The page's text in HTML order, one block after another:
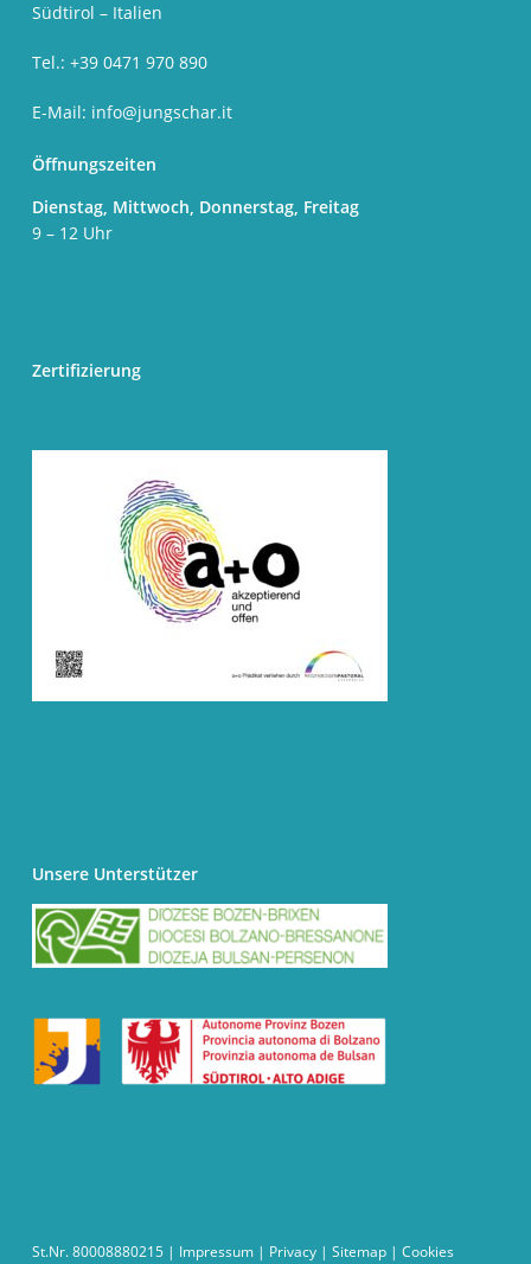
Südtirol – Italien
Tel.: +39 0471 970 890
E-Mail: info@jungschar.it
Öffnungszeiten
Dienstag, Mittwoch, Donnerstag, Freitag
9 – 12 Uhr
Zertifizierung
Unsere Unterstützer
St.Nr. 80008880215 | Impressum| Privacy| Sitemap| Cookies